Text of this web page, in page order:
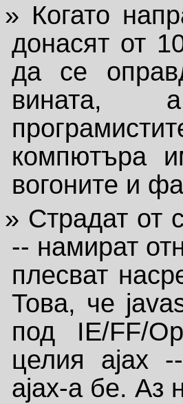
Когато
донасят от
да се
вината,
компютъра
вогоните и
Страдат от
-- намират
плесват
Това, че
под IE/FF/
целия аjax
ajax-а бе. Аз